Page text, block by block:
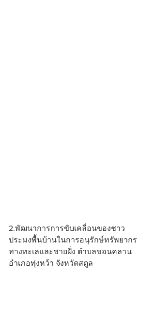
2.พัฒนาการการขับเคลื่อนของชาว
ประมงพื้นบ้านในการอนุรักษ์ทรัพยากร
ทางทะเลและชายฝั่ง ตำบลขอนคลาน
อำเภอทุ่งหว้า จังหวัดสตูล